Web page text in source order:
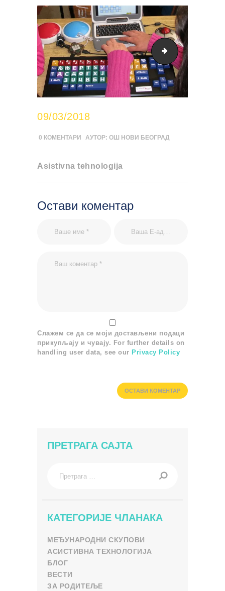
bezkontaktna-
09/03/2018
0 КОМЕНТАРИ АУТОР: ОШ НОВИ БЕОГРАД
Asistivna tehnologija
Остави коментар
Слажем се да се моји достављени подаци
прикупљају и чувају. For further details on
handling user data, see our Privacy Policy
ПРЕТРАГА САЈТА
КАТЕГОРИЈЕ ЧЛАНАКА
МЕЂУНАРОДНИ СКУПОВИ
АСИСТИВНА ТЕХНОЛОГИЈА
БЛОГ
ВЕСТИ
ЗА РОДИТЕЉЕ